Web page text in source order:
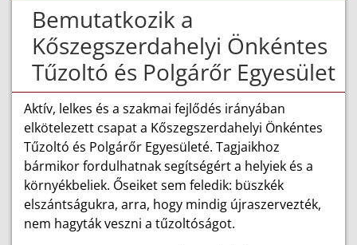
Bemutatkozik a
Kőszegszerdahelyi Önkéntes
Tűzoltó és Polgárőr Egyesület
Aktív, lelkes és a szakmai fejlődés irányában
elkötelezett csapat a Kőszegszerdahelyi Önkéntes
Tűzoltó és Polgárőr Egyesületé. Tagjaikhoz
bármikor fordulhatnak segítségért a helyiek és a
környékbeliek. Őseiket sem feledik: büszkék
elszántságukra, arra, hogy mindig újraszervezték,
nem hagyták veszni a tűzoltóságot.